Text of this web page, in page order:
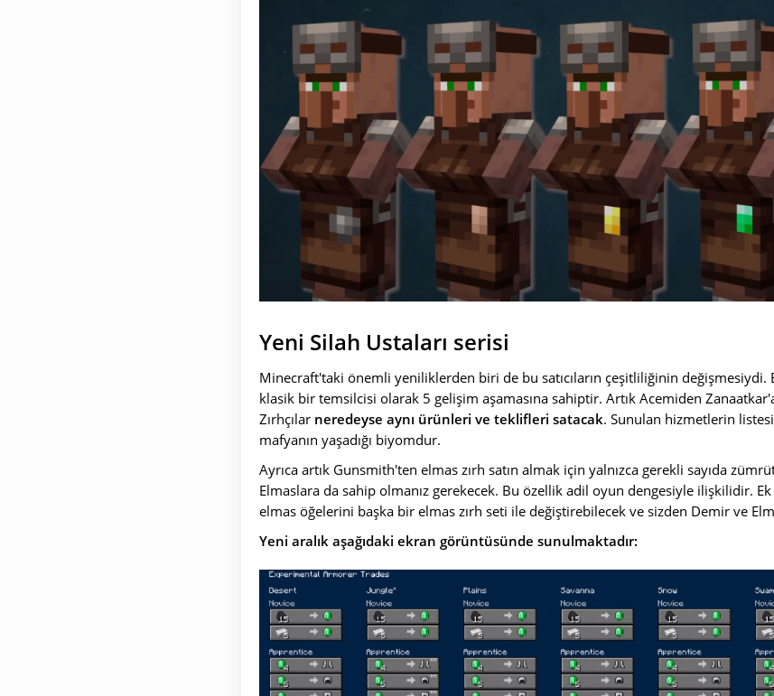
Yeni Silah Ustaları serisi
Minecraft'taki önemli yeniliklerden biri de bu satıcıların çeşitliliğinin
klasik bir temsilcisi olarak 5 gelişim aşamasına sahiptir. Artık Acemiden
Zırhçılar neredeyse aynı ürünleri ve teklifleri satacak. Sunulan hizmetlerin
mafyanın yaşadığı biyomdur.
Ayrıca artık Gunsmith'ten elmas zırh satın almak için yalnızca gerekli sayıda
Elmaslara da sahip olmanız gerekecek. Bu özellik adil oyun dengesiyle ilişkilidir. Ek
elmas öğelerini başka bir elmas zırh seti ile değiştirebilecek ve sizden Demir ve
Yeni aralık aşağıdaki ekran görüntüsünde sunulmaktadır: